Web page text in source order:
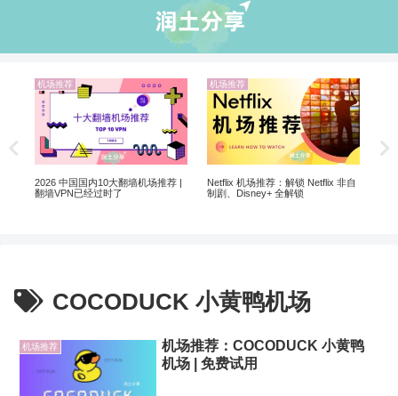
机场推荐
2026 中国国内10大翻墙机场推荐 |
翻墙VPN已经过时了
机场推荐
Netflix 机场推荐：解锁 Netflix 非自
制剧、Disney+ 全解锁
COCODUCK 小黄鸭机场
机场推荐
机场推荐：COCODUCK 小黄鸭
机场 | 免费试用